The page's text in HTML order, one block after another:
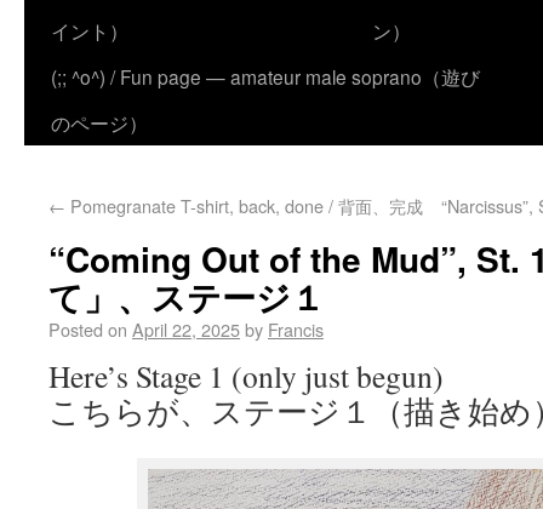
イント）
ン）
(;; ^o^) / Fun page — amateur male soprano（遊び
のページ）
← Pomegranate T-shirt, back, done / 背面、完成
“Coming Out of the Mud”, St.
て」、ステージ１
Posted on April 22, 2025by Francis
Here’s Stage 1 (only just begun)
こちらが、ステージ１（描き始め